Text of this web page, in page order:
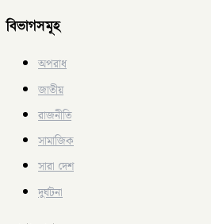
বিভাগসমূহ
অপরাধ
জাতীয়
রাজনীতি
সামাজিক
সারা দেশ
দুর্ঘটনা